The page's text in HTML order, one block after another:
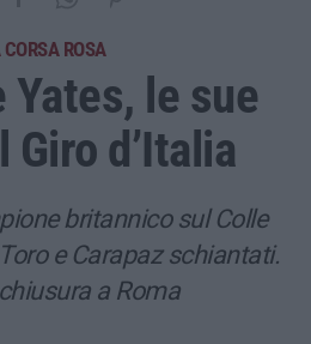
ROSA
Yates, le sue
Giro d’Italia
britannico sul Colle
e Carapaz schiantati.
a Roma